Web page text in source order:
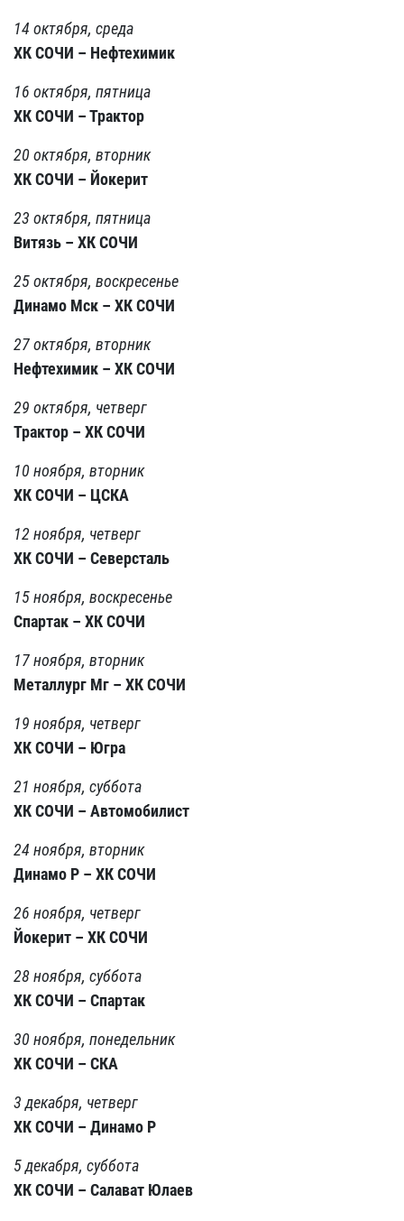
14 октября, среда
ХК СОЧИ – Нефтехимик
16 октября, пятница
ХК СОЧИ – Трактор
20 октября, вторник
ХК СОЧИ – Йокерит
23 октября, пятница
Витязь – ХК СОЧИ
25 октября, воскресенье
Динамо Мск – ХК СОЧИ
27 октября, вторник
Нефтехимик – ХК СОЧИ
29 октября, четверг
Трактор – ХК СОЧИ
10 ноября, вторник
ХК СОЧИ – ЦСКА
12 ноября, четверг
ХК СОЧИ – Северсталь
15 ноября, воскресенье
Спартак – ХК СОЧИ
17 ноября, вторник
Металлург Мг – ХК СОЧИ
19 ноября, четверг
ХК СОЧИ – Югра
21 ноября, суббота
ХК СОЧИ – Автомобилист
24 ноября, вторник
Динамо Р – ХК СОЧИ
26 ноября, четверг
Йокерит – ХК СОЧИ
28 ноября, суббота
ХК СОЧИ – Спартак
30 ноября, понедельник
ХК СОЧИ – СКА
3 декабря, четверг
ХК СОЧИ – Динамо Р
5 декабря, суббота
ХК СОЧИ – Салават Юлаев